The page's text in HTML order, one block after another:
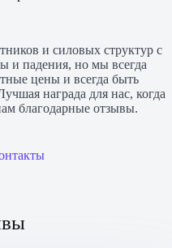
и силовых структур с
и падения, но мы всегда
цены и всегда быть
награда для нас, когда
благодарные отзывы.